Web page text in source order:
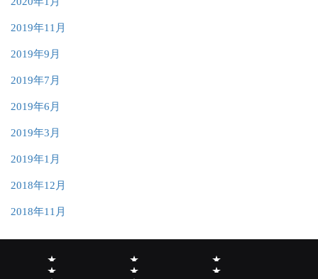
2019年11月
2019年9月
2019年7月
2019年6月
2019年3月
2019年1月
2018年12月
2018年11月